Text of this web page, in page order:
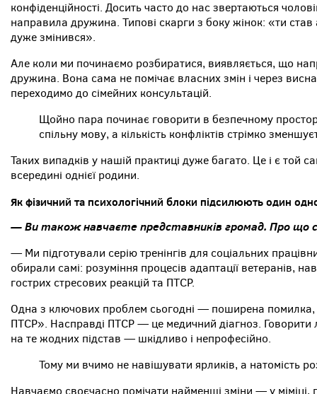
конфіденційності. Досить часто до нас звертаються
направила дружина. Типові скарги з боку жінок: «ти
дуже змінився».
Але коли ми починаємо розбиратися, виявляється, що
дружина. Вона сама не помічає власних змін і через
переходимо до сімейних консультацій.
Щойно пара починає говорити в безпечному
спільну мову, а кількість конфліктів стрімко
Таких випадків у нашій практиці дуже багато. Це і є той
всередині однієї родини.
Як фізичний та психологічний блоки підсилюють один
— Ви також навчаєте представників громад. Про що
— Ми підготували серію тренінгів для соціальних
обирали самі: розуміння процесів адаптації ветеранів,
гострих стресових реакцій та ПТСР.
Одна з ключових проблем сьогодні — поширена помилка,
ПТСР». Насправді ПТСР — це медичний діагноз. Говорити
на те жодних підстав — шкідливо і непрофесійно.
Тому ми вчимо не навішувати ярликів, а натомість
Навчаємо своєчасно помічати найменші зміни — у міміці,